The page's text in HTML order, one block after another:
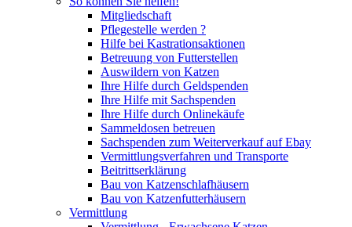
Mitgliedschaft
Pflegestelle werden ?
Hilfe bei Kastrationsaktionen
Betreuung von Futterstellen
Auswildern von Katzen
Ihre Hilfe durch Geldspenden
Ihre Hilfe mit Sachspenden
Ihre Hilfe durch Onlinekäufe
Sammeldosen betreuen
Sachspenden zum Weiterverkauf auf Ebay
Vermittlungsverfahren und Transporte
Beitrittserklärung
Bau von Katzenschlafhäusern
Bau von Katzenfutterhäusern
Vermittlung